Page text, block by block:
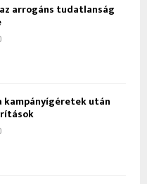
arrogáns tudatlanság
kampányígéretek után